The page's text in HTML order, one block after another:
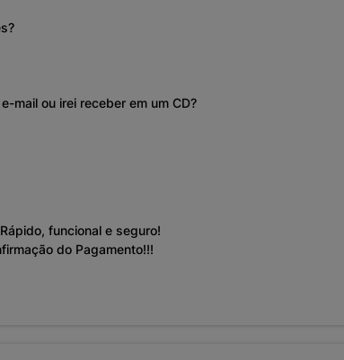
mail ou irei receber em um CD?
funcional e seguro!
do Pagamento!!!